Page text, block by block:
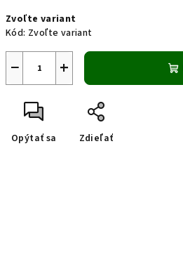
cena:
Zvoľte variant
Kód: Zvoľte variant
+
−
Opýtať sa Zdieľať